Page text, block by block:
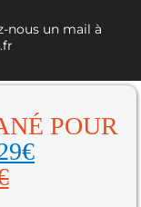
nous un mail à
POUR